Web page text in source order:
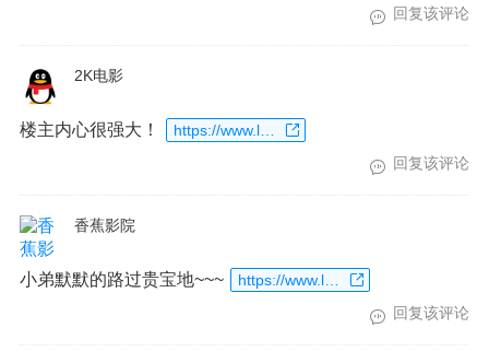
回复该评论
2K电影
楼主内心很强大！
回复该评论
香蕉影院
小弟默默的路过贵宝地~~~
回复该评论